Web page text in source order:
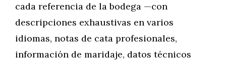
cada referencia de la bodega —con
descripciones exhaustivas en varios
idiomas, notas de cata profesionales,
información de maridaje, datos técnicos